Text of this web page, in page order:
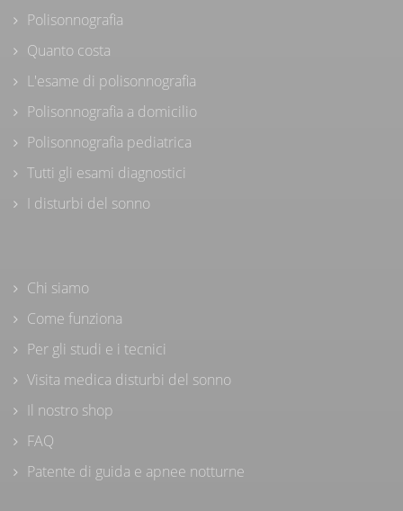
Polisonnografia
Quanto costa
L'esame di polisonnografia
Polisonnografia a domicilio
Polisonnografia pediatrica
Tutti gli esami diagnostici
I disturbi del sonno
Chi siamo
Come funziona
Per gli studi e i tecnici
Visita medica disturbi del sonno
Il nostro shop
FAQ
Patente di guida e apnee notturne